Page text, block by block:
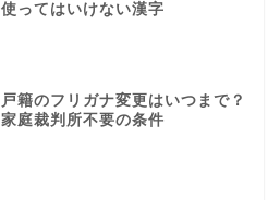
使ってはいけない漢字
戸籍のフリガナ変更はいつまで？
家庭裁判所不要の条件